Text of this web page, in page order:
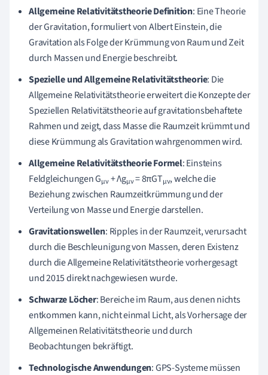
Allgemeine Relativitätstheorie Definition: Eine Theorie
der Gravitation, formuliert von Albert Einstein, die
Gravitation als Folge der Krümmung von Raum und Zeit
durch Massen und Energie beschreibt.
Spezielle und Allgemeine Relativitätstheorie: Die
Allgemeine Relativitätstheorie erweitert die Konzepte der
Speziellen Relativitätstheorie auf gravitationsbehaftete
Rahmen und zeigt, dass Masse die Raumzeit krümmt und
diese Krümmung als Gravitation wahrgenommen wird.
Allgemeine Relativitätstheorie Formel: Einsteins
Feldgleichungen Gμν+ Λgμν= 8πGTμν, welche die
Beziehung zwischen Raumzeitkrümmung und der
Verteilung von Masse und Energie darstellen.
Gravitationswellen: Ripples in der Raumzeit, verursacht
durch die Beschleunigung von Massen, deren Existenz
durch die Allgemeine Relativitätstheorie vorhergesagt
und 2015 direkt nachgewiesen wurde.
Schwarze Löcher: Bereiche im Raum, aus denen nichts
entkommen kann, nicht einmal Licht, als Vorhersage der
Allgemeinen Relativitätstheorie und durch
Beobachtungen bekräftigt.
Technologische Anwendungen: GPS-Systeme müssen